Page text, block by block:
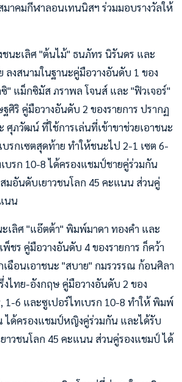
มาคมกีฬาลอนเทนนิสฯ ร่วมมอบรางวัลให้
ชนะเลิศ "ต้นไม้" ธนภัทร นิรันดร และ
งสนามในฐานะคู่มือวางอันดับ 1 ของ
" แม็กซิมัส ภราพล โจนส์ และ "ฟิวเจอร์"
ริ คู่มือวางอันดับ 2 ของรายการ ปรากฏ
ศุภวัฒน์ ที่ใช้การเล่นที่เข้าขาช่วยเอาชนะ
บรกเซตสุดท้าย ทำให้ชนะไป 2-1 เซต 6-
บรก 10-8 ได้ครองแชมป์ชายคู่ร่วมกัน
มอันดับเยาวชนโลก 45 คะแนน ส่วนคู่
นน
เลิศ "แอ๊ตต้า" พิมพ์มาดา ทองคำ และ
ชร คู่มือวางอันดับ 4 ของรายการ ก็คว้า
ฉือนเอาชนะ "สบาย" กมรวรรณ ก้อนศิลา
งไทย-อังกฤษ คู่มือวางอันดับ 2 ของ
1-6 และซูเปอร์ไทเบรก 10-8 ทำให้ พิมพ์
ได้ครองแชมป์หญิงคู่ร่วมกัน และได้รับ
วชนโลก 45 คะแนน ส่วนคู่รองแชมป์ ได้